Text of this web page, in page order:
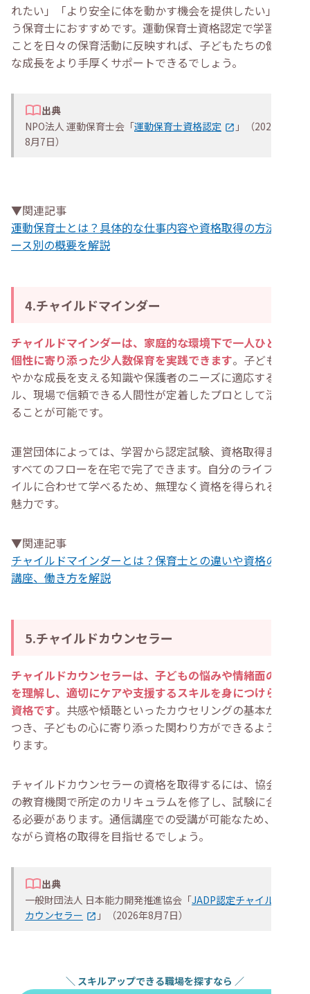
れたい」「より安全に体を動かす機会を提供したい」とい
う保育士におすすめです。運動保育士資格認定で学習した
ことを日々の保育活動に反映すれば、子どもたちの健やか
な成長をより手厚くサポートできるでしょう。
出典
NPO法人 運動保育士会「運動保育士資格認定
」（2026年
8月7日）
▼関連記事
運動保育士とは？具体的な仕事内容や資格取得の方法、コ
ース別の概要を解説
4.チャイルドマインダー
チャイルドマインダーは、家庭的な環境下で一人ひとりの
個性に寄り添った少人数保育を実践できます。子どもの健
やかな成長を支える知識や保護者のニーズに適応するスキ
ル、現場で信頼できる人間性が定着したプロとして活躍す
ることが可能です。
運営団体によっては、学習から認定試験、資格取得まで、
すべてのフローを在宅で完了できます。自分のライフスタ
イルに合わせて学べるため、無理なく資格を得られるのが
魅力です。
▼関連記事
チャイルドマインダーとは？保育士との違いや資格の養成
講座、働き方を解説
5.チャイルドカウンセラー
チャイルドカウンセラーは、子どもの悩みや情緒面の課題
を理解し、適切にケアや支援するスキルを身につけられる
資格です。共感や傾聴といったカウセリングの基本が身に
つき、子どもの心に寄り添った関わり方ができるようにな
ります。
チャイルドカウンセラーの資格を取得するには、協会指定
の教育機関で所定のカリキュラムを修了し、試験に合格す
る必要があります。通信講座での受講が可能なため、働き
ながら資格の取得を目指せるでしょう。
出典
一般財団法人 日本能力開発推進協会「JADP認定チャイルド
カウンセラー
」（2026年8月7日）
＼ スキルアップできる職場を探すなら ／